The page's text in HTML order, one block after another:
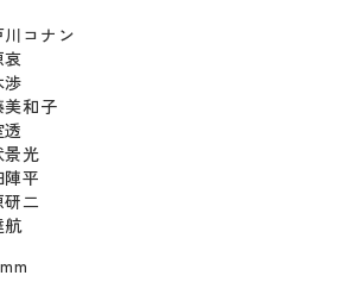
川コナン
哀
渉
美和子
透
景光
陣平
研二